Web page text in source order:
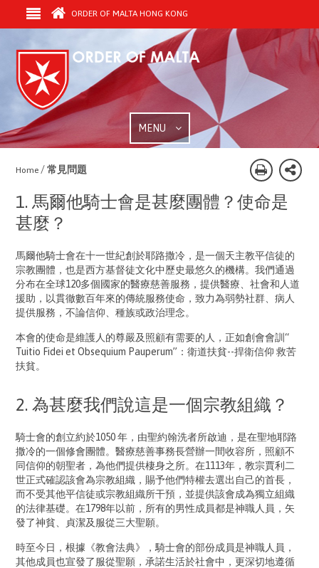
ORDER OF MALTA HONG KONG
MENU
Home /常見問題
1. 馬爾他騎士會是甚麼團體？使命是
甚麼？
馬爾他騎士會在十一世紀創於耶路撒冷，是一個天主教平信徒的
宗教團體，也是西方基督徒文化中歷史最悠久的機構。我們通過
分布在全球120多個國家的醫療慈善服務，提供醫療、社會和人道
援助，以貫徹數百年來的傳統服務使命，致力為弱勢社群、病人
提供服務，不論信仰、種族或政治理念。
本會的使命是維護人的尊嚴及照顧有需要的人，正如創會會訓“
Tuitio Fidei et Obsequium Pauperum”：衛道扶貧--捍衛信仰 救苦
扶貧。
2. 為甚麼我們說這是一個宗教組織？
騎士會的創立約於1050 年，由聖約翰洗者所啟迪，是在聖地耶路
撒冷的一個修會團體。醫療慈善事務長營辦一間收容所，照顧不
同信仰的朝聖者，為他們提供棲身之所。在1113年，教宗賈利二
世正式確認該會為宗教組織，賜予他們特權去選出自己的首長，
而不受其他平信徒或宗教組織所干預，並提供該會成為獨立組織
的法律基礎。在1798年以前，所有的男性成員都是神職人員，矢
發了神貧、貞潔及服從三大聖願。
時至今日，根據《教會法典》，騎士會的部份成員是神職人員，
其他成員也宣發了服從聖願，承諾生活於社會中，更深切地遵循